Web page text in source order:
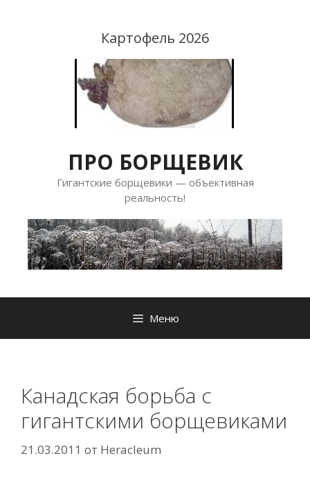
Картофель 2026
ПРО БОРЩЕВИК
Гигантские борщевики — объективная
реальность!
Меню
Канадская борьба с
гигантскими борщевиками
21.03.2011 от Heracleum